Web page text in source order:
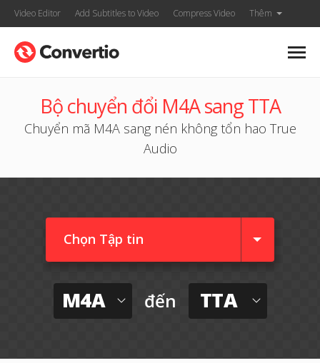
Video Editor Add Subtitles to Video Compress Video Thêm
Bộ chuyển đổi M4A sang TTA
Chuyển mã M4A sang nén không tổn hao True
Audio
Chọn Tập tin
M4A đến TTA